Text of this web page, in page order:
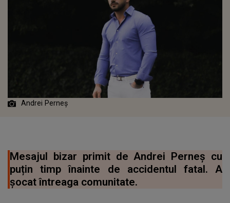
Andrei Perneș
Mesajul bizar primit de Andrei Perneș cu
puțin timp înainte de accidentul fatal. A
șocat întreaga comunitate.